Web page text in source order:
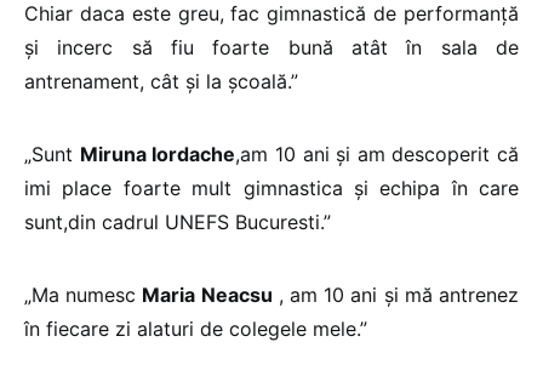
Chiar daca este greu, fac gimnastică de performanţă
şi incerc să fiu foarte bună atât în sala de
antrenament, cât şi la şcoală.”
„Sunt Miruna Iordache,am 10 ani şi am descoperit că
imi place foarte mult gimnastica şi echipa în care
sunt,din cadrul UNEFS Bucuresti.”
„Ma numesc Maria Neacsu , am 10 ani şi mă antrenez
în fiecare zi alaturi de colegele mele.”